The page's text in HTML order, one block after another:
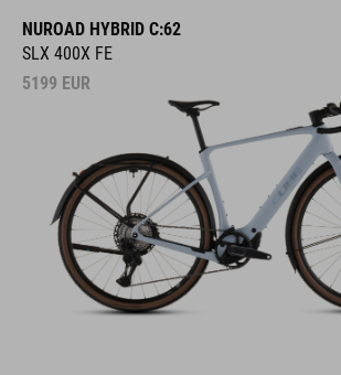
NUROAD HYBRID C:62
SLX 400X FE
5199 EUR